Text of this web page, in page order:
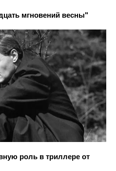
мгновений весны"
роль в триллере от